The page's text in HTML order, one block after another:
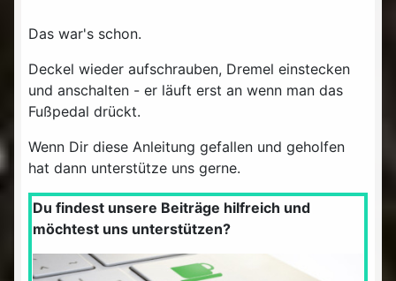
Das war's schon.
Deckel wieder aufschrauben, Dremel einstecken
und anschalten - er läuft erst an wenn man das
Fußpedal drückt.
Wenn Dir diese Anleitung gefallen und geholfen
hat dann unterstütze uns gerne.
Du findest unsere Beiträge hilfreich und
möchtest uns unterstützen?